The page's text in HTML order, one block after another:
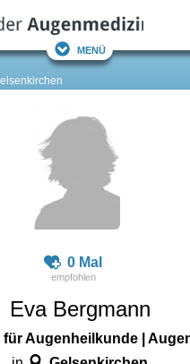
Menü
0 Mal
Eva Bergmann
für Augenheilkunde |